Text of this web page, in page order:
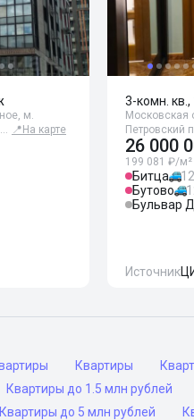
м.
📍 На карте
3-комн.
Московская
Петровский
26 000
199 081 ₽/м²
Битца
Бутово
Бульвар
Источник
Квартиры
Квартиры до 1.5 млн рублей
Квартиры до 5 млн рублей